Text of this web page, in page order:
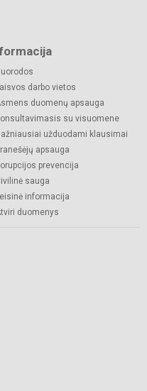
darbo vietos
duomenų apsauga
su visuomene
užduodami klausimai
apsauga
prevencija
sauga
informacija
duomenys